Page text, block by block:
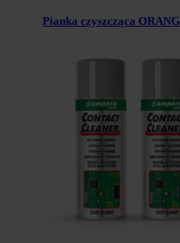
Pianka czyszcząca